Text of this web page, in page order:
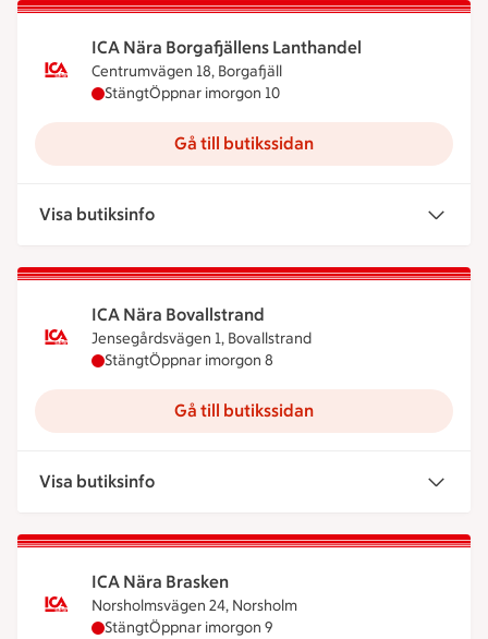
ICA Nära Borgafjällens Lanthandel
Centrumvägen 18, Borgafjäll
ICA Nära Borgafjällens Lanthandel har stängt
StängtÖppnar imorgon 10
Gå till butikssidan
Visa butiksinfo
ICA Nära Bovallstrand
Jensegårdsvägen 1, Bovallstrand
ICA Nära Bovallstrand har stängt idag, öppnar
StängtÖppnar imorgon 8
Gå till butikssidan
Visa butiksinfo
ICA Nära Brasken
Norsholmsvägen 24, Norsholm
ICA Nära Brasken har stängt idag, öppnar
StängtÖppnar imorgon 9